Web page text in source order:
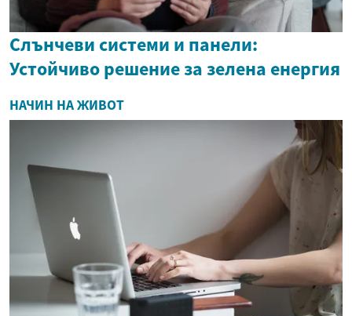
Слънчеви системи и панели:
Устойчиво решение за зелена енергия
НАЧИН НА ЖИВОТ